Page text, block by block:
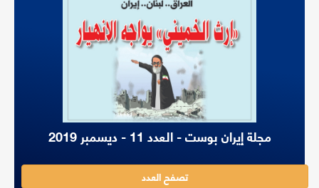
مجلة إيران بوست - العدد 11 - ديسمبر 2019
تصفح العدد